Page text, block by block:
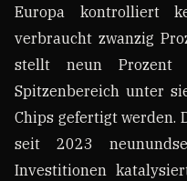
Europa kontrolliert
verbraucht zwanzig
stellt neun
Spitzenbereich unter
Chips gefertigt werden.
seit 2023
Investitionen